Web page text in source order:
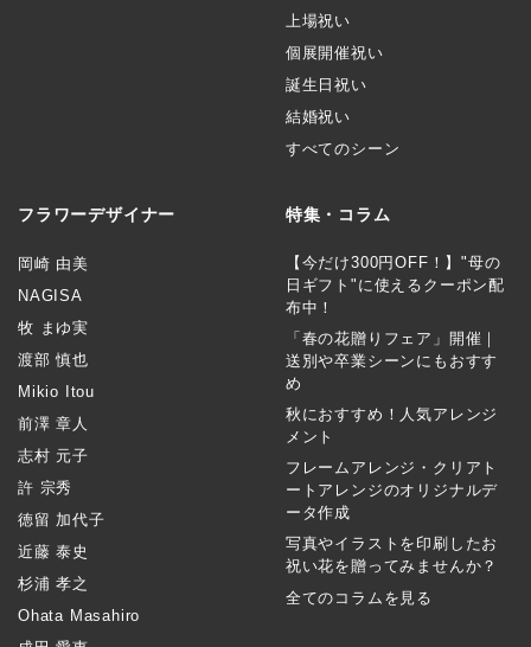
上場祝い
個展開催祝い
誕生日祝い
結婚祝い
すべてのシーン
フラワーデザイナー
岡崎 由美
NAGISA
牧 まゆ実
渡部 慎也
Mikio Itou
前澤 章人
志村 元子
許 宗秀
徳留 加代子
近藤 泰史
杉浦 孝之
Ohata Masahiro
特集・コラム
【今だけ300円OFF！】"母の
日ギフト"に使えるクーポン配
布中！
「春の花贈りフェア」開催｜
送別や卒業シーンにもおすす
め
秋におすすめ！人気アレンジ
メント
フレームアレンジ・クリアト
ートアレンジのオリジナルデ
ータ作成
写真やイラストを印刷したお
祝い花を贈ってみませんか？
全てのコラムを見る